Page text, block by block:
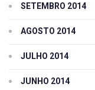
SETEMBRO 2014
AGOSTO 2014
JULHO 2014
JUNHO 2014